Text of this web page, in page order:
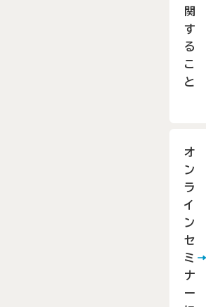
催行
数は
ミナー
関
す
る
こ
と
オ
ン
ラ
イ
ン
セ
ミ
ナ
ー